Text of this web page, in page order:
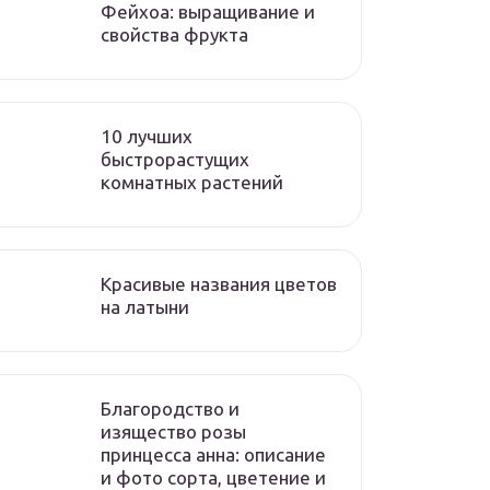
Фейхоа: выращивание и
свойства фрукта
10 лучших
быстрорастущих
комнатных растений
Красивые названия цветов
на латыни
Благородство и
изящество розы
принцесса анна: описание
и фото сорта, цветение и